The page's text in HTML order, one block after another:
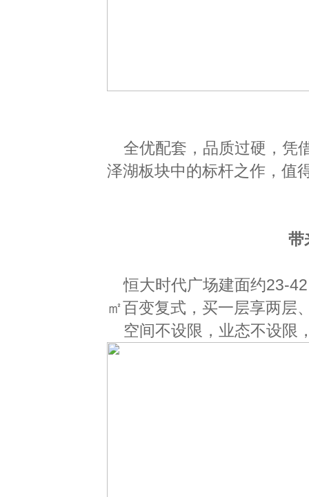
全优配套，品质过硬，凭
泽湖板块中的标杆之作，值
带
恒大时代广场建面约23-
㎡百变复式，买一层享两层
空间不设限，业态不设限